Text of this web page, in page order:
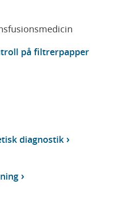
på filtrerpapper
diagnostik